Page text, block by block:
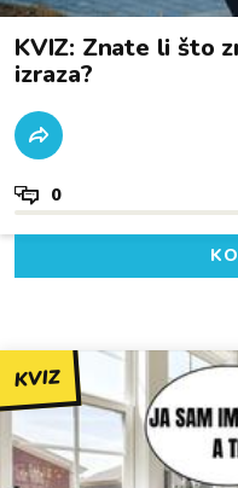
KVIZ: Znate li što
izraza?
0
KVIZ